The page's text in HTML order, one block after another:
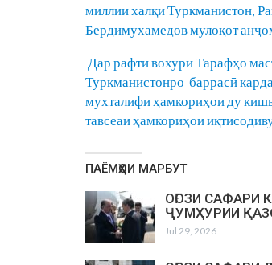
миллии халқи Туркманистон,
Бердимухамедов мулоқот
Дар рафти вохурӣ Тарафҳо
Туркманистонро баррасӣ
мухталифи ҳамкориҳои ду
тавсеаи ҳамкориҳои
ПАЁМҲОИ МАРБУТ
ОҒОЗИ САФАРИ
ҶУМҲУРИИ
Jul 29, 2026